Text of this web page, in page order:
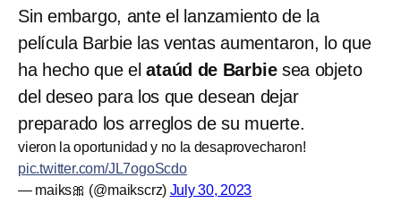
Sin embargo, ante el lanzamiento de la
película Barbie las ventas aumentaron, lo que
ha hecho que elataúd de Barbie sea objeto
del deseo para los que desean dejar
preparado los arreglos de su muerte.
vieron la oportunidad y no la desaprovecharon!
pic.twitter.com/JL7ogoScdo
— maiks🎀 (@maikscrz) July 30, 2023